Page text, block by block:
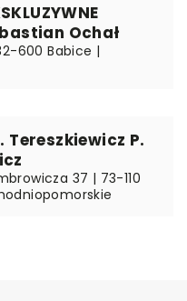
Ochał
600 Babice |
Tereszkiewicz P.
37 | 73-110